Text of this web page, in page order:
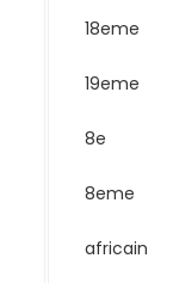
18eme
19eme
8e
8eme
africain